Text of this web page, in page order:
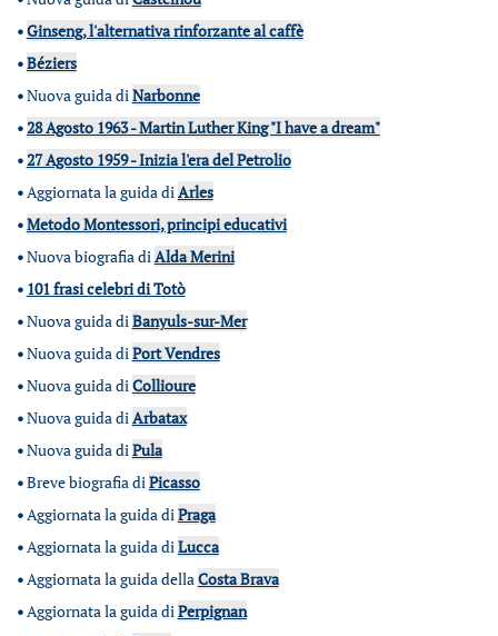
•Ginseng, l'alternativa rinforzante al caffè
•Béziers
•Nuova guida diNarbonne
•28 Agosto 1963 - Martin Luther King "I have a dream"
•27 Agosto 1959 - Inizia l'era del Petrolio
•Aggiornata la guida diArles
•Metodo Montessori, principi educativi
•Nuova biografia diAlda Merini
• 101 frasi celebri di Totò
•Nuova guida diBanyuls-sur-Mer
•Nuova guida diPort Vendres
•Nuova guida diCollioure
•Nuova guida diArbatax
•Nuova guida diPula
•Breve biografia diPicasso
•Aggiornata la guida diPraga
•Aggiornata la guida diLucca
•Aggiornata la guida dellaCosta Brava
•Aggiornata la guida diPerpignan